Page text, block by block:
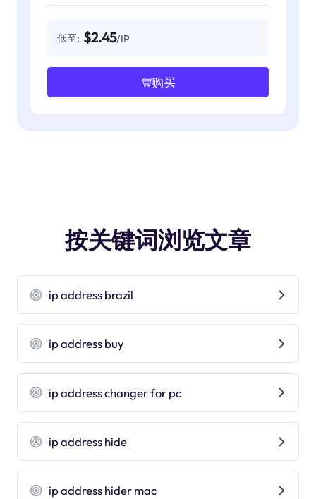
低至: $2.45/IP
购买
按关键词浏览文章
ip address brazil
ip address buy
ip address changer for pc
ip address hide
ip address hider mac